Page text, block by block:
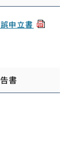
申立書
書